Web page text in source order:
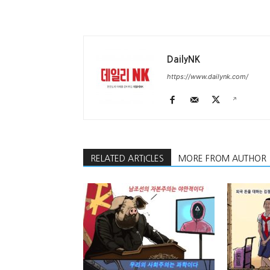
DailyNK
https://www.dailynk.com/
RELATED ARTICLES MORE FROM AUTHOR